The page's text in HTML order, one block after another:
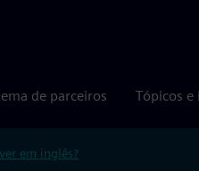
de parceiros Tópicos e
em inglês?